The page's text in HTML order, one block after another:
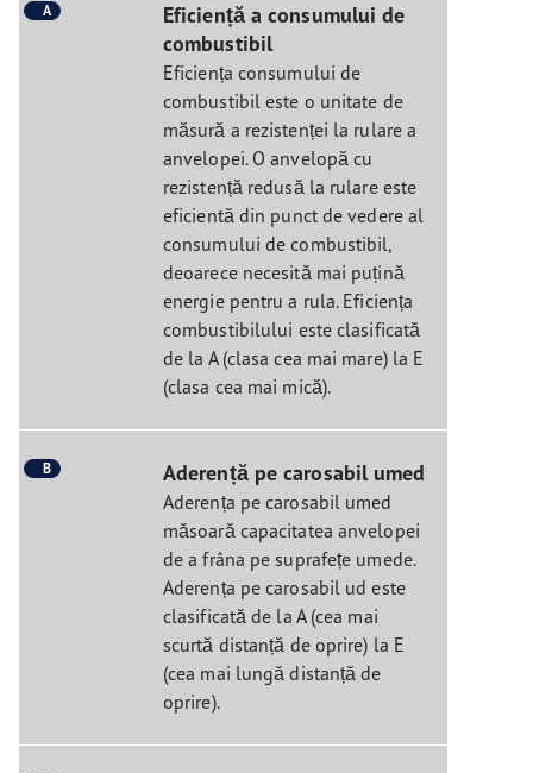
A
Eficiență a consumului de
combustibil
Eficiența consumului de
combustibil este o unitate de
măsură a rezistenței la rulare a
anvelopei. O anvelopă cu
rezistență redusă la rulare este
eficientă din punct de vedere al
consumului de combustibil,
deoarece necesită mai puțină
energie pentru a rula. Eficiența
combustibilului este clasificată
de la A (clasa cea mai mare) la E
(clasa cea mai mică).
B Aderență pe carosabil umed
Aderența pe carosabil umed
măsoară capacitatea anvelopei
de a frâna pe suprafețe umede.
Aderența pe carosabil ud este
clasificată de la A (cea mai
scurtă distanță de oprire) la E
(cea mai lungă distanță de
oprire).